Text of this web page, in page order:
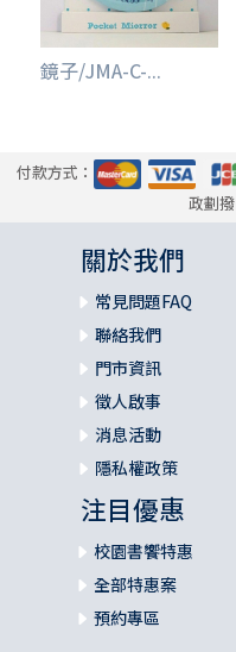
鏡子/JMA-C-...
付款方式：
政劃
關於我們
常見問題FAQ
聯絡我們
門市資訊
徵人啟事
消息活動
隱私權政策
注目優惠
校園書饗特惠
全部特惠案
預約專區